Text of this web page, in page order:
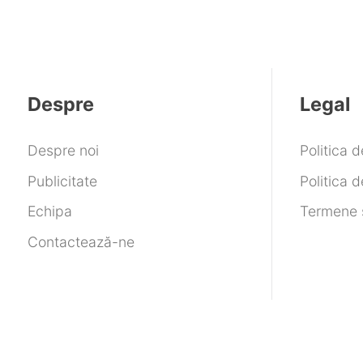
Despre
Despre noi
Publicitate
Echipa
Contactează-ne
Legal
Politica
Politica
Termene